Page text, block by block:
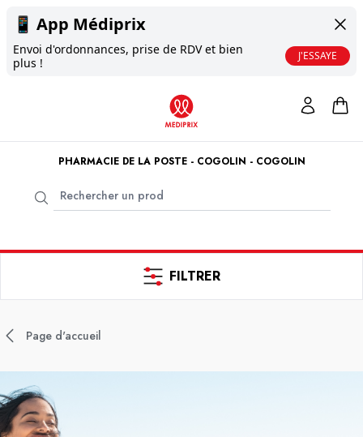
📱 App Médiprix
Envoi d'ordonnances, prise de RDV et bien
plus !
J'ESSAYE
PHARMACIE DE LA POSTE - COGOLIN - COGOLIN
FILTRER
Page d'accueil